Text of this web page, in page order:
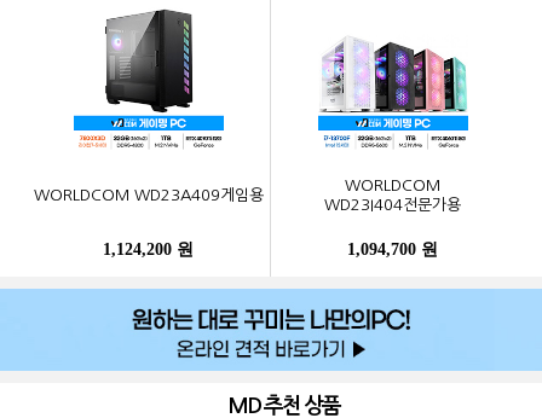
WORLDCOM WD23A409게임용
1,124,200 원
WORLDCOM
WD23I404전문가용
1,094,700 원
MD 추천 상품